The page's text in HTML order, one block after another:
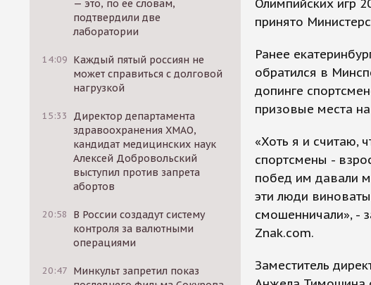
— это, по ее словам,
подтвердили две
лаборатории
14:09 Каждый пятый россиян не
может справиться с долговой
нагрузкой
15:33
Директор департамента
здравоохранения ХМАО,
кандидат медицинских наук
Алексей Добровольский
выступил против запрета
абортов
20:58
В России создадут систему
контроля за валютными
операциями
20:47 Минкульт запретил показ
Олимпийских игр
принято
Ранее
обратился в
допинге
призовые места
«Хоть я и считаю,
спортсмены -
побед им давали
эти люди
смошенничали», -
Znak.com.
Заместитель